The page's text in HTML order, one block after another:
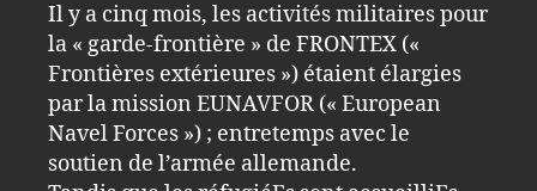
Il y a cinq mois, les activités militaires pour
la « garde-frontière » de FRONTEX («
Frontières extérieures ») étaient élargies
par la mission EUNAVFOR (« European
Navel Forces ») ; entretemps avec le
soutien de l’armée allemande.